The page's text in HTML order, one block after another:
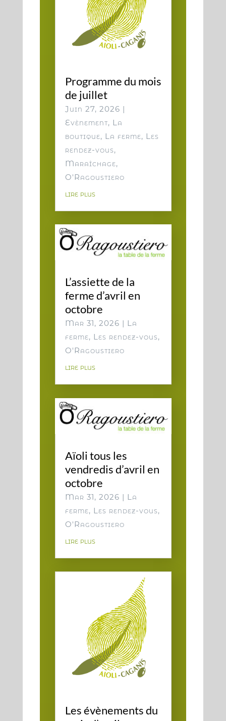
Programme du mois
de juillet
Juin 27, 2026 |
Evènement, La
boutique, La ferme, Les
rendez-vous,
Maraîchage,
O'Ragoustiero
lire plus
L’assiette de la
ferme d’avril en
octobre
Mar 31, 2026 | La
ferme, Les rendez-vous,
O'Ragoustiero
lire plus
Aïoli tous les
vendredis d’avril en
octobre
Mar 31, 2026 | La
ferme, Les rendez-vous,
O'Ragoustiero
lire plus
Les évènements du